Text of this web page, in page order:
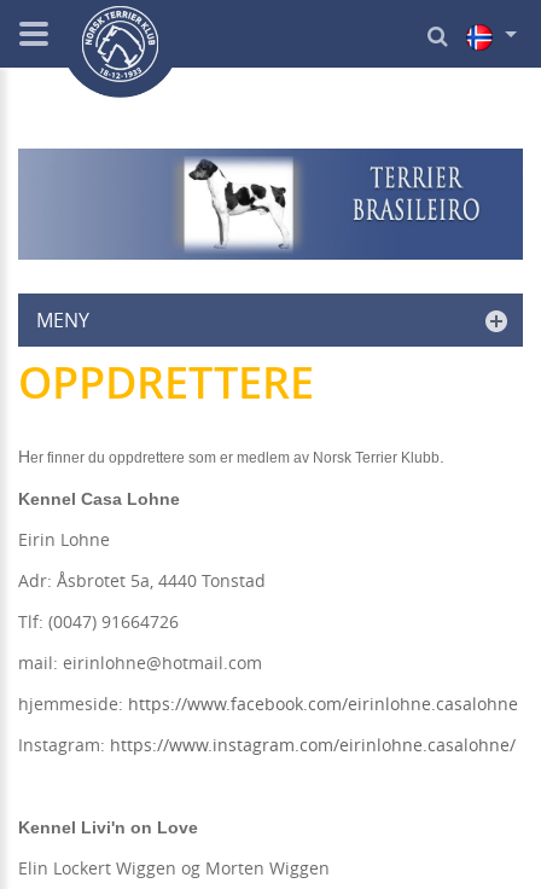
MENY
OPPDRETTERE
Her finner du oppdrettere som er medlem av Norsk Terrier Klubb
Kennel Casa Lohne
Eirin Lohne
Adr: Åsbrotet 5a, 4440 Tonstad
Tlf: (0047) 91664726
mail: eirinlohne@hotmail.com
hjemmeside: https://www.facebook.com/eirinlohne.casalohne
Instagram: https://www.instagram.com/eirinlohne.casalohne/
Kennel Livi'n on Love
Elin Lockert Wiggen og Morten Wiggen